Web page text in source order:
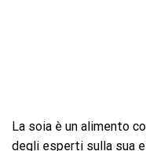
La soia è un alimento
degli esperti sulla sua